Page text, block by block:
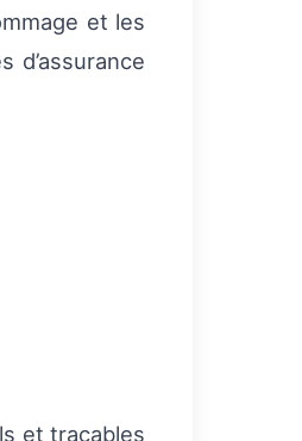
et les
d’assurance
et traçables